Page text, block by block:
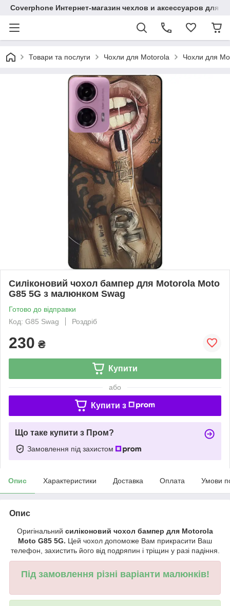
Coverphone Интернет-магазин чехлов и аксессуаров для
Товари та послуги Чохли для Motorola Чохли для
Силіконовий чохол бампер для Motorola Moto
G85 5G з малюнком Swag
Готово до відправки
Код: G85 Swag
Роздріб
230 ₴
Купити
або
Купити з
Що таке купити з Пром?
Замовлення під захистом
Опис Характеристики Доставка Оплата Умови
Опис
Оригінальний силіконовий чохол бампер для Motorola
Moto G85 5G. Цей чохол допоможе Вам прикрасити Ваш
телефон, захистить його від подряпин і тріщин у разі падіння.
Під замовлення різні варіанти малюнків!